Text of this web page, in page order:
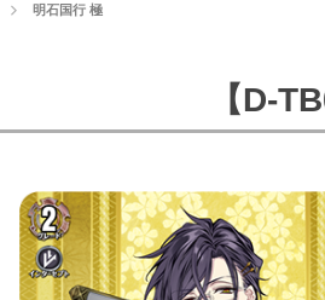
明石国行 極
【D-